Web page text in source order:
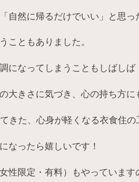
自然に帰るだけでいい」と思
こともありました。
になってしまうこともしばしば
大きさに気づき、心の持ち方
きた、心身が軽くなる衣食住
なったら嬉しいです！
性限定・有料）もやっていま